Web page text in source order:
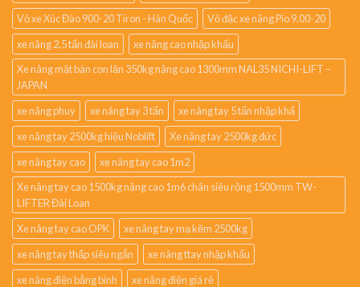
Vỏ xe Xúc Đào 900-20 Tiron - Hàn Quốc
Vỏ đặc xe nâng Pio 9.00-20
xe nâng 2.5 tấn đài loan
xe nâng cao nhập khẩu
Xe nâng mặt bàn con lăn 350kg nâng cao 1300mm NAL35 NICHI-LIFT –
JAPAN
xe nâng phuy
xe nâng tay 3 tấn
xe nâng tay 5 tấn nhập khẩ
xe nâng tay 2500kg hiệu Noblift
Xe nâng tay 2500kg đức
xe nâng tay cao
xe nâng tay cao 1m2
Xe nâng tay cao 1500kg nâng cao 1m6 chân siêu rộng 1500mm TW-
LIFTER Đài Loan
Xe nâng tay cao OPK
xe nâng tay mạ kẽm 2500kg
xe nâng tay thấp siêu ngắn
xe nâng ttay nhập khẩu
xe nâng điện bằng bình
xe nâng điện giá rẻ